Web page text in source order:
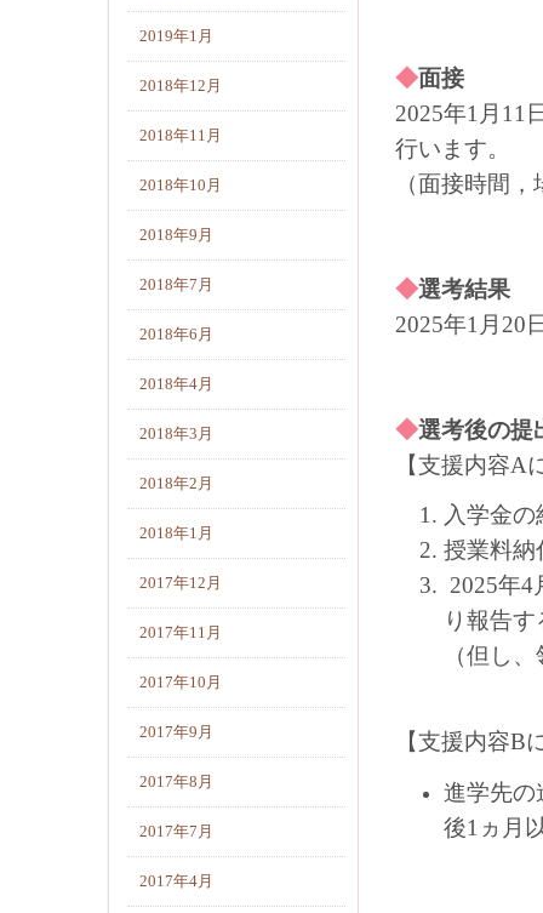
◆面接
2025年1月11
行います。
（面接時間
◆選考結果
2025年1月20
◆選考後の提
【支援内容A
入学金
授業料
2025年4
り報告
（但し
【支援内容B
進学先の
後1ヵ月
2019年1月
2018年12月
2018年11月
2018年10月
2018年9月
2018年7月
2018年6月
2018年4月
2018年3月
2018年2月
2018年1月
2017年12月
2017年11月
2017年10月
2017年9月
2017年8月
2017年7月
2017年4月